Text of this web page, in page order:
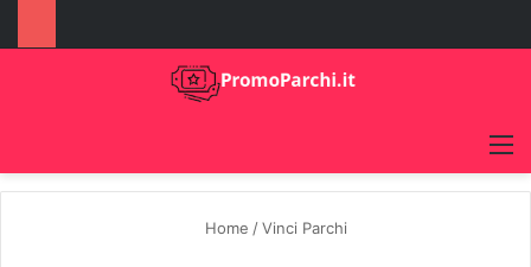
Home / Vinci Parchi